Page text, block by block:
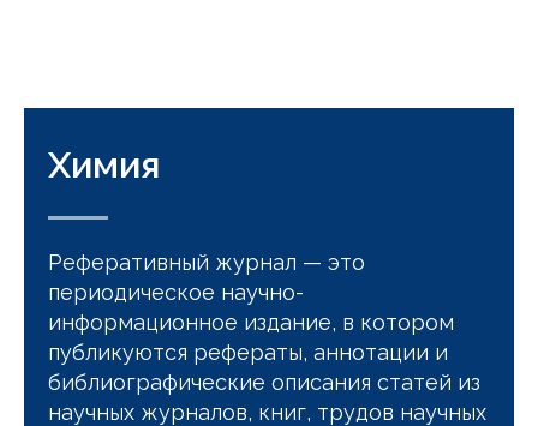
Химия
Реферативный журнал — это
периодическое научно-
информационное издание, в котором
публикуются рефераты, аннотации и
библиографические описания статей из
научных журналов, книг, трудов научных